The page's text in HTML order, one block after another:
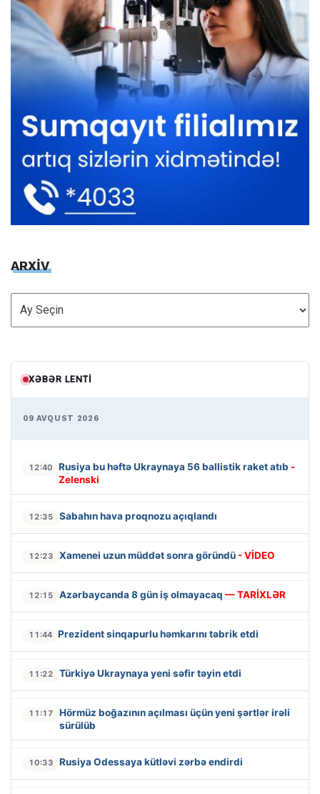
ARXİV
ARXİV
XƏBƏR LENTI
09 AVQUST 2026
12:40 Rusiya bu həftə Ukraynaya 56 ballistik raket atıb -
Zelenski
12:35 Sabahın hava proqnozu açıqlandı
12:23 Xamenei uzun müddət sonra göründü - VİDEO
12:15 Azərbaycanda 8 gün iş olmayacaq — TARİXLƏR
11:44 Prezident sinqapurlu həmkarını təbrik etdi
11:22 Türkiyə Ukraynaya yeni səfir təyin etdi
11:17
Hörmüz boğazının açılması üçün yeni şərtlər irəli
sürülüb
10:33 Rusiya Odessaya kütləvi zərbə endirdi